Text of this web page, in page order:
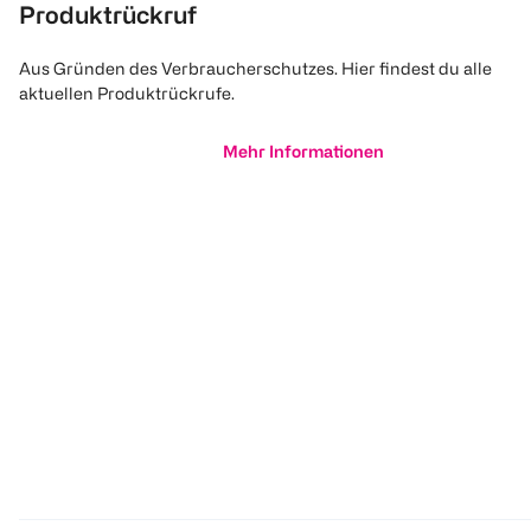
Produktrückruf
Aus Gründen des Verbraucherschutzes. Hier findest du alle
aktuellen Produktrückrufe.
Mehr Informationen